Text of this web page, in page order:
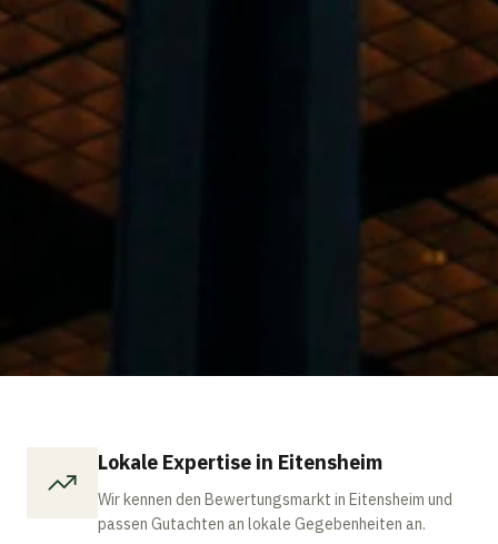
Lokale Expertise in Eitensheim
Wir kennen den Bewertungsmarkt in Eitensheim und
passen Gutachten an lokale Gegebenheiten an.